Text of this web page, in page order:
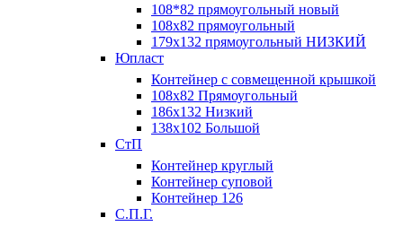
108*82 прямоугольный новый
108х82 прямоугольный
179х132 прямоугольный НИЗКИЙ
Юпласт
Контейнер с совмещенной крышкой
108х82 Прямоугольный
186х132 Низкий
138х102 Большой
СтП
Контейнер круглый
Контейнер суповой
Контейнер 126
С.П.Г.